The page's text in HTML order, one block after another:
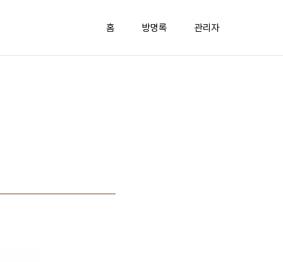
홈 방명록 관리자